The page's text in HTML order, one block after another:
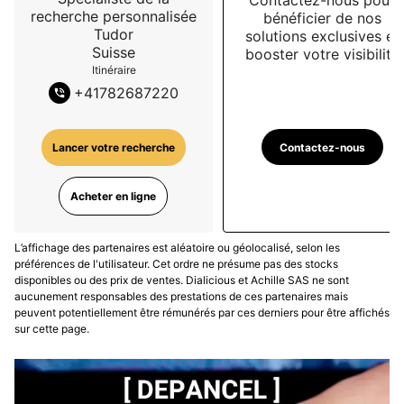
résolument modernes, comme un cadran satiné‑soleil
et un fermoir « T‑fit » pour un ajustage parfait et bien
sûr, le Calibre Manufacture MT5400, un concentré de
technologie horlogère de haute performance.
recherche personnalisée
Tudor
Suisse
Itinéraire
+41782687220
Lancer votre recherche
Acheter en ligne
bénéficier de nos
solutions exclusives et
booster votre visibilité
Contactez-nous
L’affichage des partenaires est aléatoire ou géolocalisé, selon les
préférences de l'utilisateur. Cet ordre ne présume pas des stocks
disponibles ou des prix de ventes. Dialicious et Achille SAS ne sont
aucunement responsables des prestations de ces partenaires mais
peuvent potentiellement être rémunérés par ces derniers pour être affichés
sur cette page.